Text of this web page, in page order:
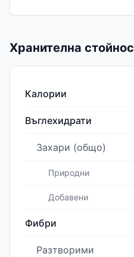
Хранителна
Калории
Въглехидрати
Захари (общо)
Природни
Добавени
Фибри
Разтворими